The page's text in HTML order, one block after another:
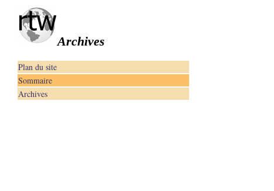
Archives
Plan du site
Sommaire
Archives